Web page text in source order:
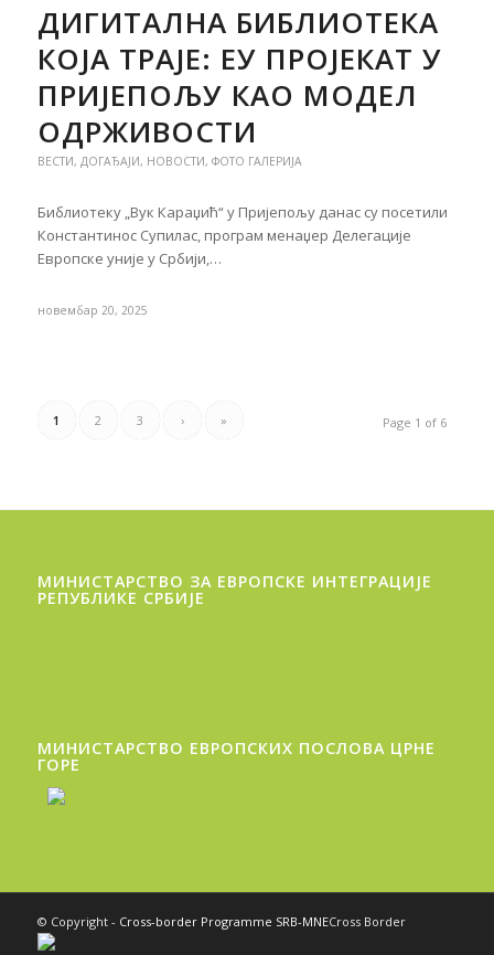
ДИГИТАЛНА БИБЛИОТЕКА
КОЈА ТРАЈЕ: ЕУ ПРОЈЕКАТ У
ПРИЈЕПОЉУ КАО МОДЕЛ
ОДРЖИВОСТИ
ВЕСТИ, ДОГАЂАЈИ, НОВОСТИ, ФОТО ГАЛЕРИЈА
Библиотеку „Вук Караџић“ у Пријепољу данас су посетили
Константинос Супилас, програм менаџер Делегације
Европске уније у Србији,…
новембар 20, 2025
Page 1 of 6
1 2 3 › »
МИНИСТАРСТВО ЗА ЕВРОПСКЕ ИНТЕГРАЦИЈЕ
РЕПУБЛИКЕ СРБИЈЕ
МИНИСТАРСТВО ЕВРОПСКИХ ПОСЛОВА ЦРНЕ
ГОРE
© Copyright - Cross-border Programme SRB-MNECross Border